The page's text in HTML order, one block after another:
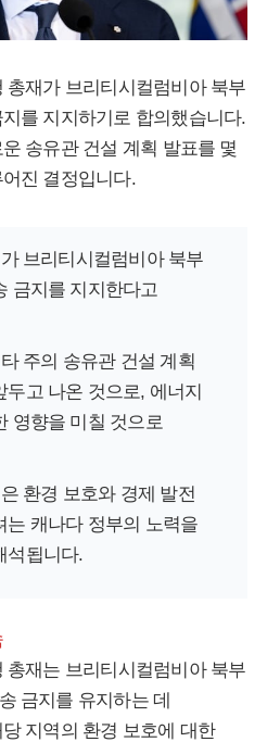
총재가 브리티시컬럼비아 북부
를 지지하기로 합의했습니다.
송유관 건설 계획 발표를 몇
진 결정입니다.
브리티시컬럼비아 북부
금지를 지지한다고
주의 송유관 건설 계획
두고 나온 것으로, 에너지
영향을 미칠 것으로
환경 보호와 경제 발전
는 캐나다 정부의 노력을
석됩니다.
총재는 브리티시컬럼비아 북부
금지를 유지하는 데
지역의 환경 보호에 대한